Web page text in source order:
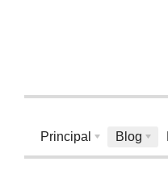
Principal Blog